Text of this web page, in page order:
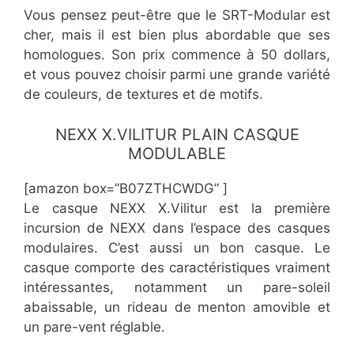
Vous pensez peut-être que le SRT-Modular est
cher, mais il est bien plus abordable que ses
homologues. Son prix commence à 50 dollars,
et vous pouvez choisir parmi une grande variété
de couleurs, de textures et de motifs.
​NEXX X.VILITUR PLAIN CASQUE
MODULABLE
[amazon box=”​​B07ZTHCWDG” ]
Le casque NEXX X.Vilitur est la première
incursion de NEXX dans l’espace des casques
modulaires. C’est aussi un bon casque. Le
casque comporte des caractéristiques vraiment
intéressantes, notamment un pare-soleil
abaissable, un rideau de menton amovible et
un pare-vent réglable.